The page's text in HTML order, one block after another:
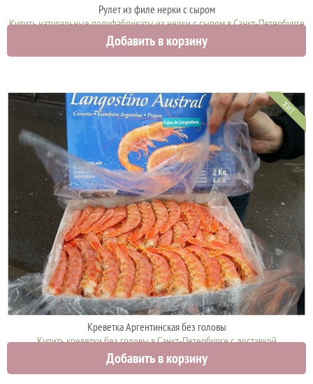
Рулет из филе нерки с сыром
Купить натуральные полуфабрикаты из нерки с сыром в Санкт-Петербурге
2700 руб.
Добавить в корзину
ХИТ
Креветка Аргентинская без головы
Купить креветки без головы в Санкт-Петербурге с доставкой
3150 руб.
Добавить в корзину